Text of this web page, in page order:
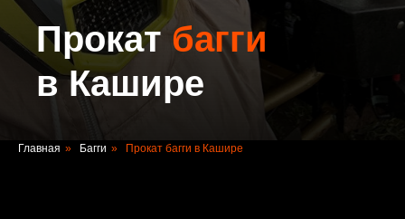
Прокатбагги
в Кашире
Главная » Багги » Прокат багги в Кашире